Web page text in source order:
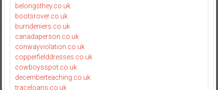
belongsthey.co.uk
bootsrover.co.uk
burndeniers.co.uk
canadaperson.co.uk
conwayviolation.co.uk
copperfielddresses.co.uk
cowboysspot.co.uk
decemberteaching.co.uk
traceloans.co.uk